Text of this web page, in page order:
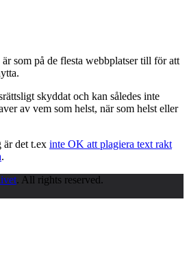
som på de flesta webbplatser till för att
skyddat och kan således inte
av vem som helst, när som helst eller
är det t.ex inte OK att plagiera text rakt
.
. All rights reserved.